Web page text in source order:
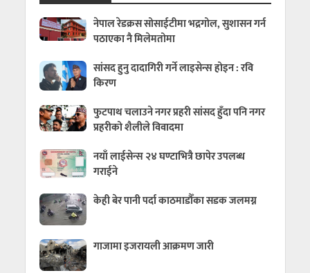
नेपाल रेडक्रस सोसाईटीमा भद्रगोल, सुशासन गर्न
पठाएका नै मिलेमतोमा
सांसद हुनु दादागिरी गर्ने लाइसेन्स होइन : रवि
किरण
फुटपाथ चलाउने नगर प्रहरी सांसद हुँदा पनि नगर
प्रहरीको शैलीले विवादमा
नयाँ लाईसेन्स २४ घण्टाभित्रै छापेर उपलब्ध
गराईने
केही बेर पानी पर्दा काठमाडौँका सडक जलमग्न
गाजामा इजरायली आक्रमण जारी